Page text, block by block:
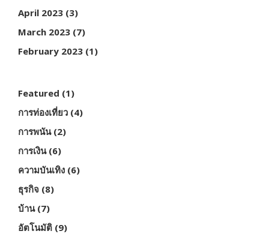
April 2023 (3)
March 2023 (7)
February 2023 (1)
Featured (1)
การท่องเที่ยว (4)
การพนัน(2)
การเงิน(6)
ความบันเทิง (6)
ธุรกิจ (8)
บ้าน(7)
อัตโนมัติ (9)